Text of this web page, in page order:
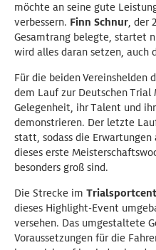
möchte an seine gute
verbessern. Finn Schnur, der
Gesamtrang belegte, startet
wird alles daran setzen, auch
Für die beiden Vereinshelden
dem Lauf zur Deutschen Trial
Gelegenheit, ihr Talent und
demonstrieren. Der letzte
statt, sodass die Erwartungen
dieses erste
besonders groß sind.
Die Strecke im
dieses Highlight-Event
versehen. Das umgestaltete
Voraussetzungen für die